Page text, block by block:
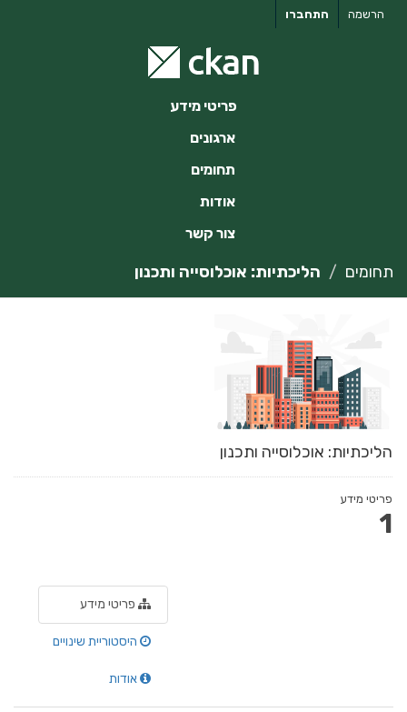
התחברו הרשמה
פריטי מידע
ארגונים
תחומים
אודות
צור קשר
תחומים הליכתיות: אוכלוסייה ותכנון
הליכתיות: אוכלוסייה ותכנון
פריטי מידע
1
פריטי מידע
היסטוריית שינויים
אודות